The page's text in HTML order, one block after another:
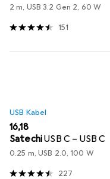
2 m, USB 3.2 Gen 2, 60 W
151
USB Kabel
EUR
16,18
SatechiUSB C – USB C
0.25 m, USB 2.0, 100 W
227